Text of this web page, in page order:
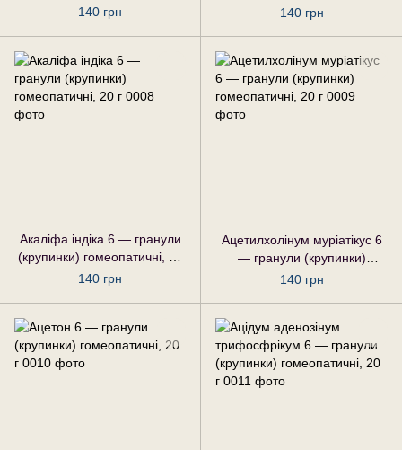
гомеопатичні, 20 г
140 грн
г
140 грн
Акаліфа індіка 6 — гранули
(крупинки) гомеопатичні, 20
г
140 грн
Ацетилхолінум муріатікус 6
— гранули (крупинки)
гомеопатичні, 20 г
140 грн